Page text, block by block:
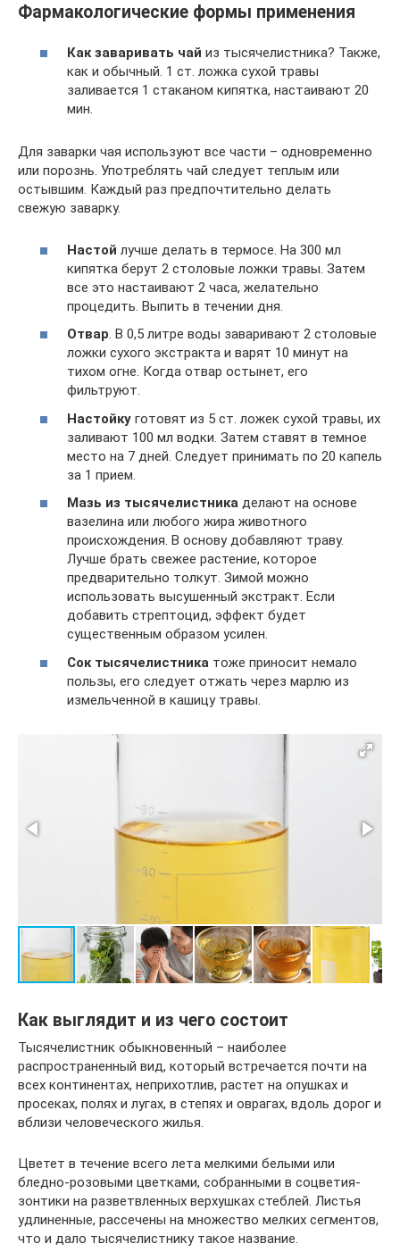
Фармакологические формы применения
Как заваривать чай из тысячелистника? Также,
как и обычный. 1 ст. ложка сухой травы
заливается 1 стаканом кипятка, настаивают 20
мин.
Для заварки чая используют все части – одновременно
или порознь. Употреблять чай следует теплым или
остывшим. Каждый раз предпочтительно делать
свежую заварку.
Настой лучше делать в термосе. На 300 мл
кипятка берут 2 столовые ложки травы. Затем
все это настаивают 2 часа, желательно
процедить. Выпить в течении дня.
Отвар. В 0,5 литре воды заваривают 2 столовые
ложки сухого экстракта и варят 10 минут на
тихом огне. Когда отвар остынет, его
фильтруют.
Настойку готовят из 5 ст. ложек сухой травы, их
заливают 100 мл водки. Затем ставят в темное
место на 7 дней. Следует принимать по 20 капель
за 1 прием.
Мазь из тысячелистника делают на основе
вазелина или любого жира животного
происхождения. В основу добавляют траву.
Лучше брать свежее растение, которое
предварительно толкут. Зимой можно
использовать высушенный экстракт. Если
добавить стрептоцид, эффект будет
существенным образом усилен.
Сок тысячелистника тоже приносит немало
пользы, его следует отжать через марлю из
измельченной в кашицу травы.
Как выглядит и из чего состоит
Тысячелистник обыкновенный – наиболее
распространенный вид, который встречается почти на
всех континентах, неприхотлив, растет на опушках и
просеках, полях и лугах, в степях и оврагах, вдоль дорог и
вблизи человеческого жилья.
Цветет в течение всего лета мелкими белыми или
бледно-розовыми цветками, собранными в соцветия-
зонтики на разветвленных верхушках стеблей. Листья
удлиненные, рассечены на множество мелких сегментов,
что и дало тысячелистнику такое название.